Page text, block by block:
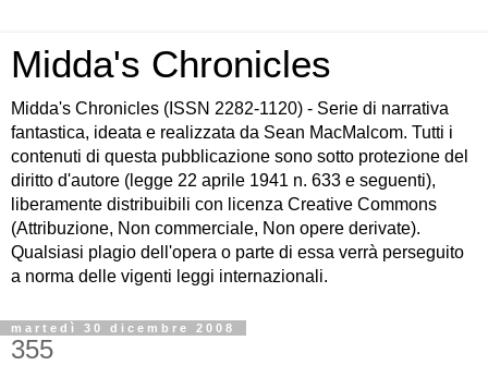
Midda's Chronicles
Midda's Chronicles (ISSN 2282-1120) - Serie di narrativa
fantastica, ideata e realizzata da Sean MacMalcom. Tutti i
contenuti di questa pubblicazione sono sotto protezione del
diritto d'autore (legge 22 aprile 1941 n. 633 e seguenti),
liberamente distribuibili con licenza Creative Commons
(Attribuzione, Non commerciale, Non opere derivate).
Qualsiasi plagio dell'opera o parte di essa verrà perseguito
a norma delle vigenti leggi internazionali.
martedì 30 dicembre 2008
355